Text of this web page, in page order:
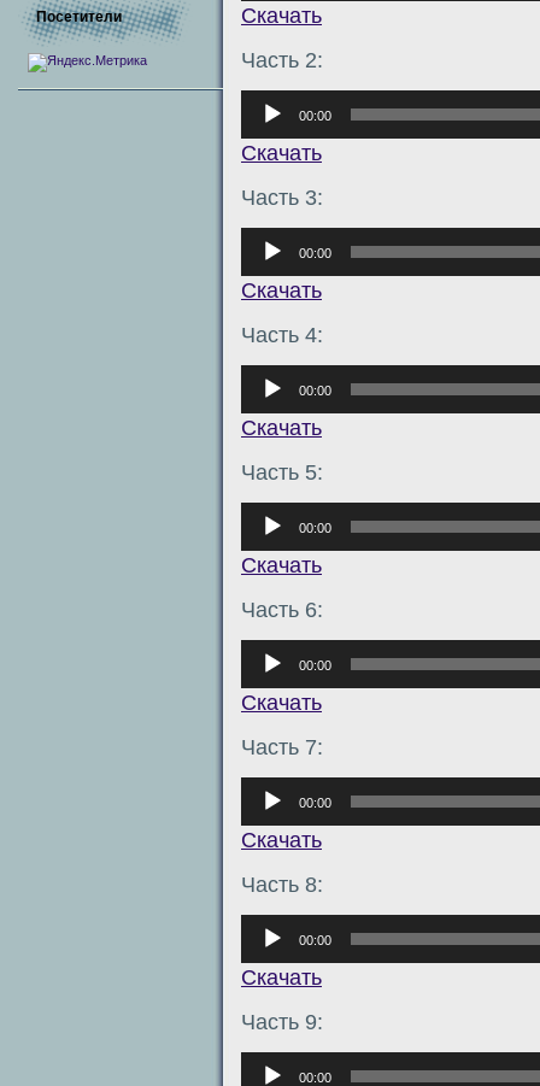
Скачать
Часть 2:
Аудиоплеер
00:00
Скачать
Часть 3:
Аудиоплеер
00:00
Скачать
Часть 4:
Аудиоплеер
00:00
Скачать
Часть 5:
Аудиоплеер
00:00
Скачать
Часть 6:
Аудиоплеер
00:00
Скачать
Часть 7:
Аудиоплеер
00:00
Скачать
Часть 8:
Аудиоплеер
00:00
Скачать
Часть 9:
Аудиоплеер
00:00
Посетители